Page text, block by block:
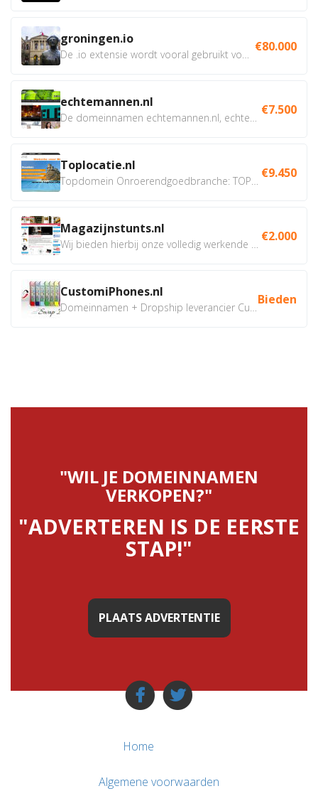
groningen.io €80.000
echtemannen.nl €7.500
Toplocatie.nl €9.450
Magazijnstunts.nl €2.000
CustomiPhones.nl Bieden
"WIL JE DOMEINNAMEN
VERKOPEN?"
"ADVERTEREN IS DE EERSTE
STAP!"
PLAATS ADVERTENTIE
Home
Algemene voorwaarden